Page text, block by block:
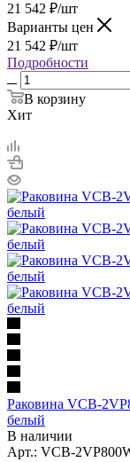
21 542 ₽/шт
Варианты цен
21 542 ₽/шт
Подробности
В корзину
Хит
Раковина VCB-
белый
В наличии
Арт.: VCB-